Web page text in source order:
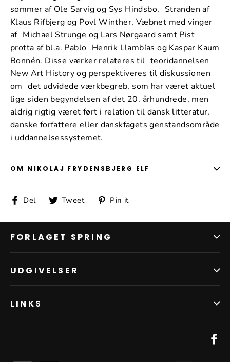
sommer af Ole Sarvig og Sys Hindsbo, Stranden af
Klaus Rifbjerg og Povl Winther, Væbnet med vinger
af Michael Strunge og Lars Nørgaard samt Pist
protta af bl.a. Pablo Henrik Llambías og Kaspar Kaum
Bonnén. Disse værker relateres til teoridannelsen
New Art History og perspektiveres til diskussionen
om det udvidede værkbegreb, som har været aktuel
lige siden begyndelsen af det 20. århundrede, men
aldrig rigtig været ført i relation til dansk litteratur,
danske forfattere eller danskfagets genstandsområde
i uddannelsessystemet.
OM NIKOLAJ FRYDENSBJERG ELF
Del
Del Tweet
TweetPin it
FORLAGET SPRING
UDGIVELSER
LINKS